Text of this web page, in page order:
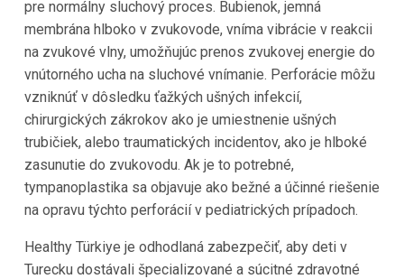
pre normálny sluchový proces. Bubienok, jemná
membrána hlboko v zvukovode, vníma vibrácie v reakcii
na zvukové vlny, umožňujúc prenos zvukovej energie do
vnútorného ucha na sluchové vnímanie. Perforácie môžu
vzniknúť v dôsledku ťažkých ušných infekcií,
chirurgických zákrokov ako je umiestnenie ušných
trubičiek, alebo traumatických incidentov, ako je hlboké
zasunutie do zvukovodu. Ak je to potrebné,
tympanoplastika sa objavuje ako bežné a účinné riešenie
na opravu týchto perforácií v pediatrických prípadoch.
Healthy Türkiye je odhodlaná zabezpečiť, aby deti v
Turecku dostávali špecializované a súcitné zdravotné